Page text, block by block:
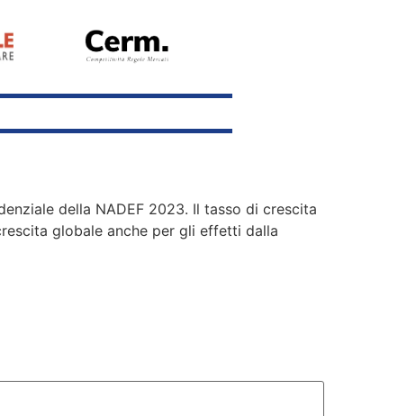
della NADEF 2023. Il tasso di crescita
globale anche per gli effetti dalla